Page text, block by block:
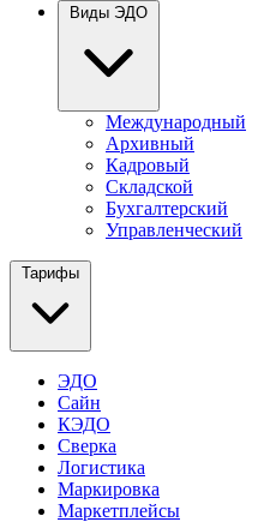
Виды ЭДО
Международный
Архивный
Кадровый
Складской
Бухгалтерский
Управленческий
Тарифы
ЭДО
Сайн
КЭДО
Сверка
Логистика
Маркировка
Маркетплейсы